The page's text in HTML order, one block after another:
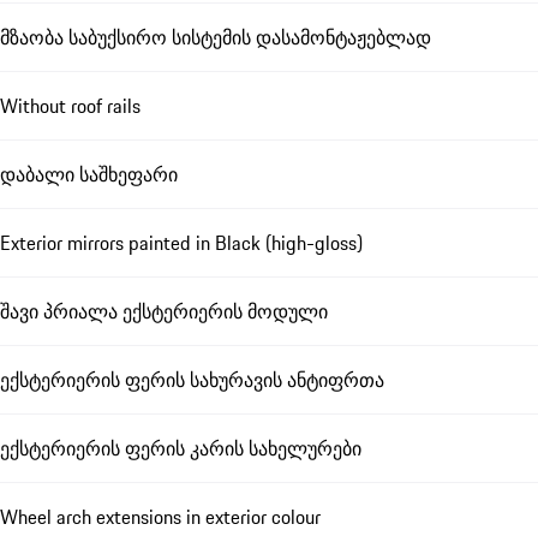
მზაობა საბუქსირო სისტემის დასამონტაჟებლად
Without roof rails
დაბალი საშხეფარი
Exterior mirrors painted in Black (high-gloss)
შავი პრიალა ექსტერიერის მოდული
ექსტერიერის ფერის სახურავის ანტიფრთა
ექსტერიერის ფერის კარის სახელურები
Wheel arch extensions in exterior colour